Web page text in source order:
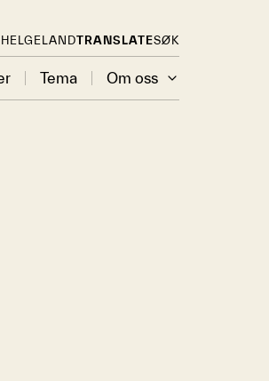
Tema Om oss
TRANSLATESØK